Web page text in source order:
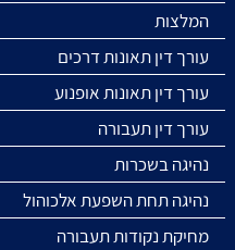
המלצות
עורך דין תאונות דרכים
עורך דין תאונות אופנוע
עורך דין תעבורה
נהיגה בשכרות
נהיגה תחת השפעת אלכוהול
מחיקת נקודות תעבורה